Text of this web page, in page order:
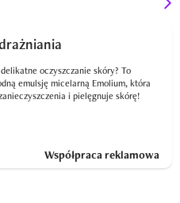
oczyszczanie skóry? To
emulsję micelarną Emolium, która
i pielęgnuje skórę!
Współpraca reklamowa